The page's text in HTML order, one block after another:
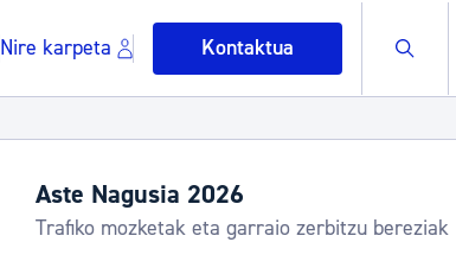
Nire karpeta Kontaktua Buscar
Udako ordutegiak eta zerbitzuak
Udalinfo, Donostia Kirola, Donostia Kultura, San
Urgull, Hondalea, Turismoa